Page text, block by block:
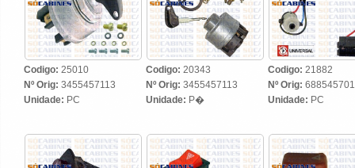
Codigo: 25010
Nº Orig: 3455457113
Unidade: PC
Codigo: 20343
Nº Orig: 3455457113
Unidade: P�
Codigo: 21882
Nº Orig:
Unidade: PC